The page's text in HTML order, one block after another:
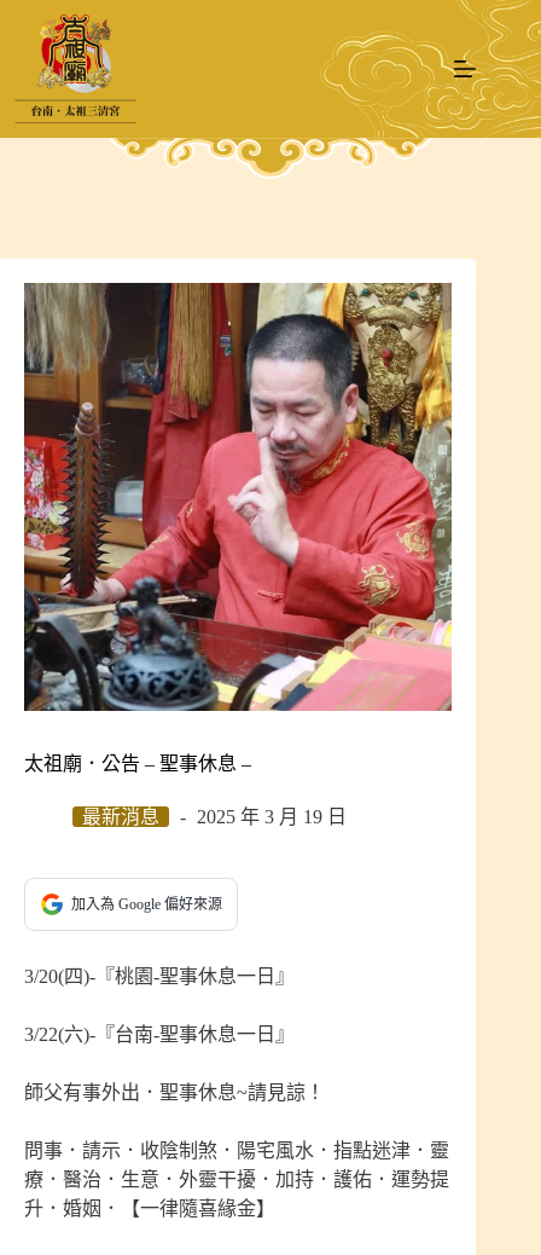
要
太祖廟．公告 – 聖事休息 –
最新消息 2025 年 3 月 19 日
加入為 Google 偏好來源
3/20(四)-『桃園-聖事休息一日』
3/22(六)-『台南-聖事休息一日』
師父有事外出．聖事休息~請見諒！
問事．請示．收陰制煞．陽宅風水．指點迷津．靈
療．醫治．生意．外靈干擾．加持．護佑．運勢提
升．婚姻．【一律隨喜緣金】